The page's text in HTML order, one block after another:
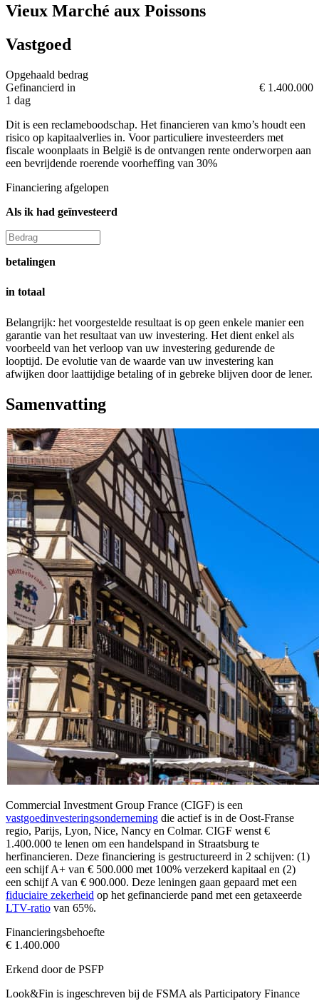
Vieux Marché aux Poissons
Vastgoed
Opgehaald bedrag
€ 1.400.000
Gefinancierd in
1 dag
Dit is een reclameboodschap. Het financieren van kmo’s houdt een
risico op kapitaalverlies in. Voor particuliere investeerders met
fiscale woonplaats in België is de ontvangen rente onderworpen aan
een bevrijdende roerende voorheffing van 30%
Financiering afgelopen
Als ik had geïnvesteerd
betalingen
in totaal
Belangrijk: het voorgestelde resultaat is op geen enkele manier een
garantie van het resultaat van uw investering. Het dient enkel als
voorbeeld van het verloop van uw investering gedurende de
looptijd. De evolutie van de waarde van uw investering kan
afwijken door laattijdige betaling of in gebreke blijven door de lener.
Samenvatting
Commercial Investment Group France (CIGF) is een
vastgoedinvesteringsonderneming die actief is in de Oost-Franse
regio, Parijs, Lyon, Nice, Nancy en Colmar. CIGF wenst €
1.400.000 te lenen om een handelspand in Straatsburg te
herfinancieren. Deze financiering is gestructureerd in 2 schijven: (1)
een schijf A+ van € 500.000 met 100% verzekerd kapitaal en (2)
een schijf A van € 900.000. Deze leningen gaan gepaard met een
fiduciaire zekerheid op het gefinancierde pand met een getaxeerde
LTV-ratio van 65%.
Financieringsbehoefte
€ 1.400.000
Erkend door de PSFP
Look&Fin is ingeschreven bij de FSMA als Participatory Finance